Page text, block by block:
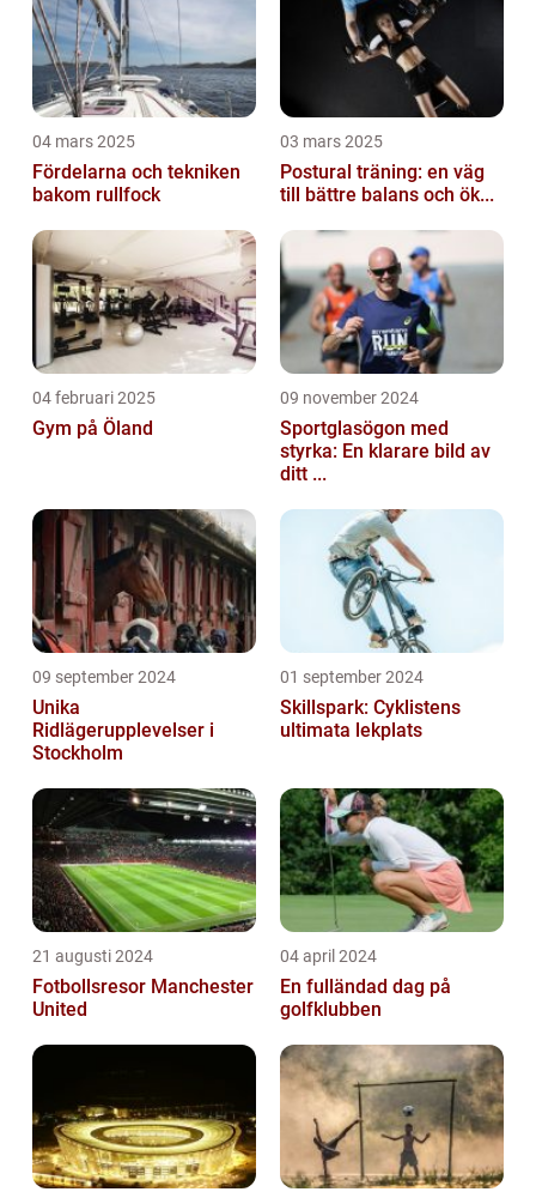
04 mars 2025
Fördelarna och tekniken
bakom rullfock
03 mars 2025
Postural träning: en väg
till bättre balans och ök...
04 februari 2025
Gym på Öland
09 november 2024
Sportglasögon med
styrka: En klarare bild av
ditt ...
09 september 2024
Unika
Ridlägerupplevelser i
Stockholm
01 september 2024
Skillspark: Cyklistens
ultimata lekplats
21 augusti 2024
Fotbollsresor Manchester
United
04 april 2024
En fulländad dag på
golfklubben